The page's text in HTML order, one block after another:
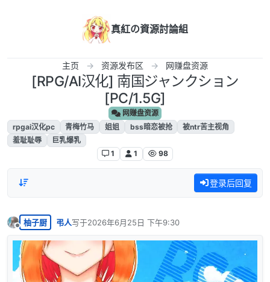
真紅の資源討論組
主页 资源发布区 网赚盘资源
[RPG/AI汉化] 南国ジャンクション
[PC/1.5G]
网赚盘资源
rpgai汉化pc
青梅竹马 姐姐 bss暗恋被抢
被ntr苦主视角
羞耻耻辱
巨乳爆乳
1
1 98
登录后回复
离线
柚子厨 弔人写于2026年6月25日 下午9:30
最后由 编辑